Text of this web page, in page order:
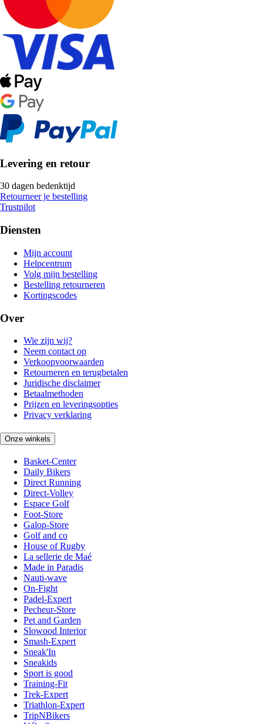
Levering en retour
30 dagen bedenktijd
Retourneer je bestelling
Trustpilot
Diensten
Mijn account
Helpcentrum
Volg mijn bestelling
Bestelling retourneren
Kortingscodes
Over
Wie zijn wij?
Neem contact op
Verkoopvoorwaarden
Retourneren en terugbetalen
Juridische disclaimer
Betaalmethoden
Prijzen en leveringsopties
Privacy verklaring
Onze winkels
Basket-Center
Daily Bikers
Direct Running
Direct-Volley
Espace Golf
Foot-Store
Galop-Store
Golf and co
House of Rugby
La sellerie de Maé
Made in Paradis
Nauti-wave
On-Fight
Padel-Expert
Pecheur-Store
Pet and Garden
Slowood Interior
Smash-Expert
Sneak'In
Sneakids
Sport is good
Training-Fit
Trek-Expert
Triathlon-Expert
TripNBikers